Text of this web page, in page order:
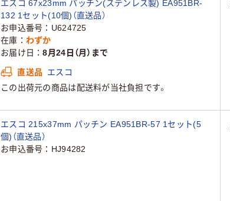
エスコ 67x23mm パッチン(ステンレス製) EA951BR-
132 1セット(10個)（直送品）
お申込番号
U624725
在庫
わずか
お届け日
8月24日（月）まで
直送品
エスコ
この出荷元の商品は配送料が当社負担です。
エスコ 215x37mm パッチン EA951BR-57 1セット(5
個)（直送品）
お申込番号
HJ94282